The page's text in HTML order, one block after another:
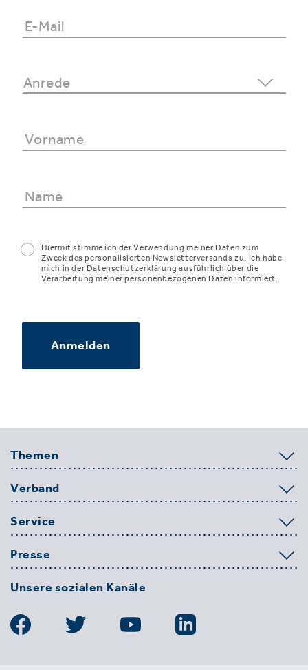
Hiermit stimme ich der Verwendung meiner Daten zum
Zweck des personalisierten Newsletterversands zu. Ich habe
mich in der Datenschutzerklärung ausführlich über die
Verarbeitung meiner personenbezogenen Daten informiert.
Anmelden
Themen
Verband
Service
Presse
Unsere sozialen Kanäle